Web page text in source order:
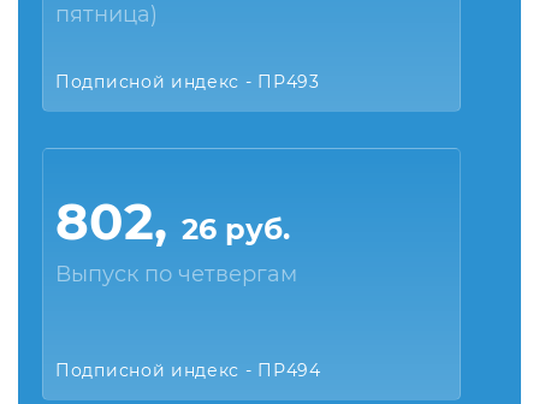
пятница)
Подписной индекс - ПР493
802, 26 руб.
Выпуск по четвергам
Подписной индекс - ПР494